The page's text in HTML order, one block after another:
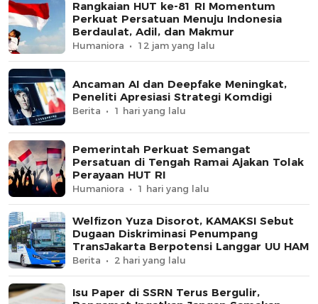
Rangkaian HUT ke-81 RI Momentum
Perkuat Persatuan Menuju Indonesia
Berdaulat, Adil, dan Makmur
Humaniora 12 jam yang lalu
Ancaman AI dan Deepfake Meningkat,
Peneliti Apresiasi Strategi Komdigi
Berita 1 hari yang lalu
Pemerintah Perkuat Semangat
Persatuan di Tengah Ramai Ajakan Tolak
Perayaan HUT RI
Humaniora 1 hari yang lalu
Welfizon Yuza Disorot, KAMAKSI Sebut
Dugaan Diskriminasi Penumpang
TransJakarta Berpotensi Langgar UU HAM
Berita 2 hari yang lalu
Isu Paper di SSRN Terus Bergulir,